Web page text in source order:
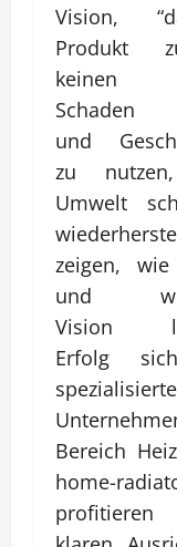
Vision,
Produkt
keinen
Schaden
und
zu
Umwelt
zeigen,
und
Vision
Erfolg
spezialisierte
Bereich
home-